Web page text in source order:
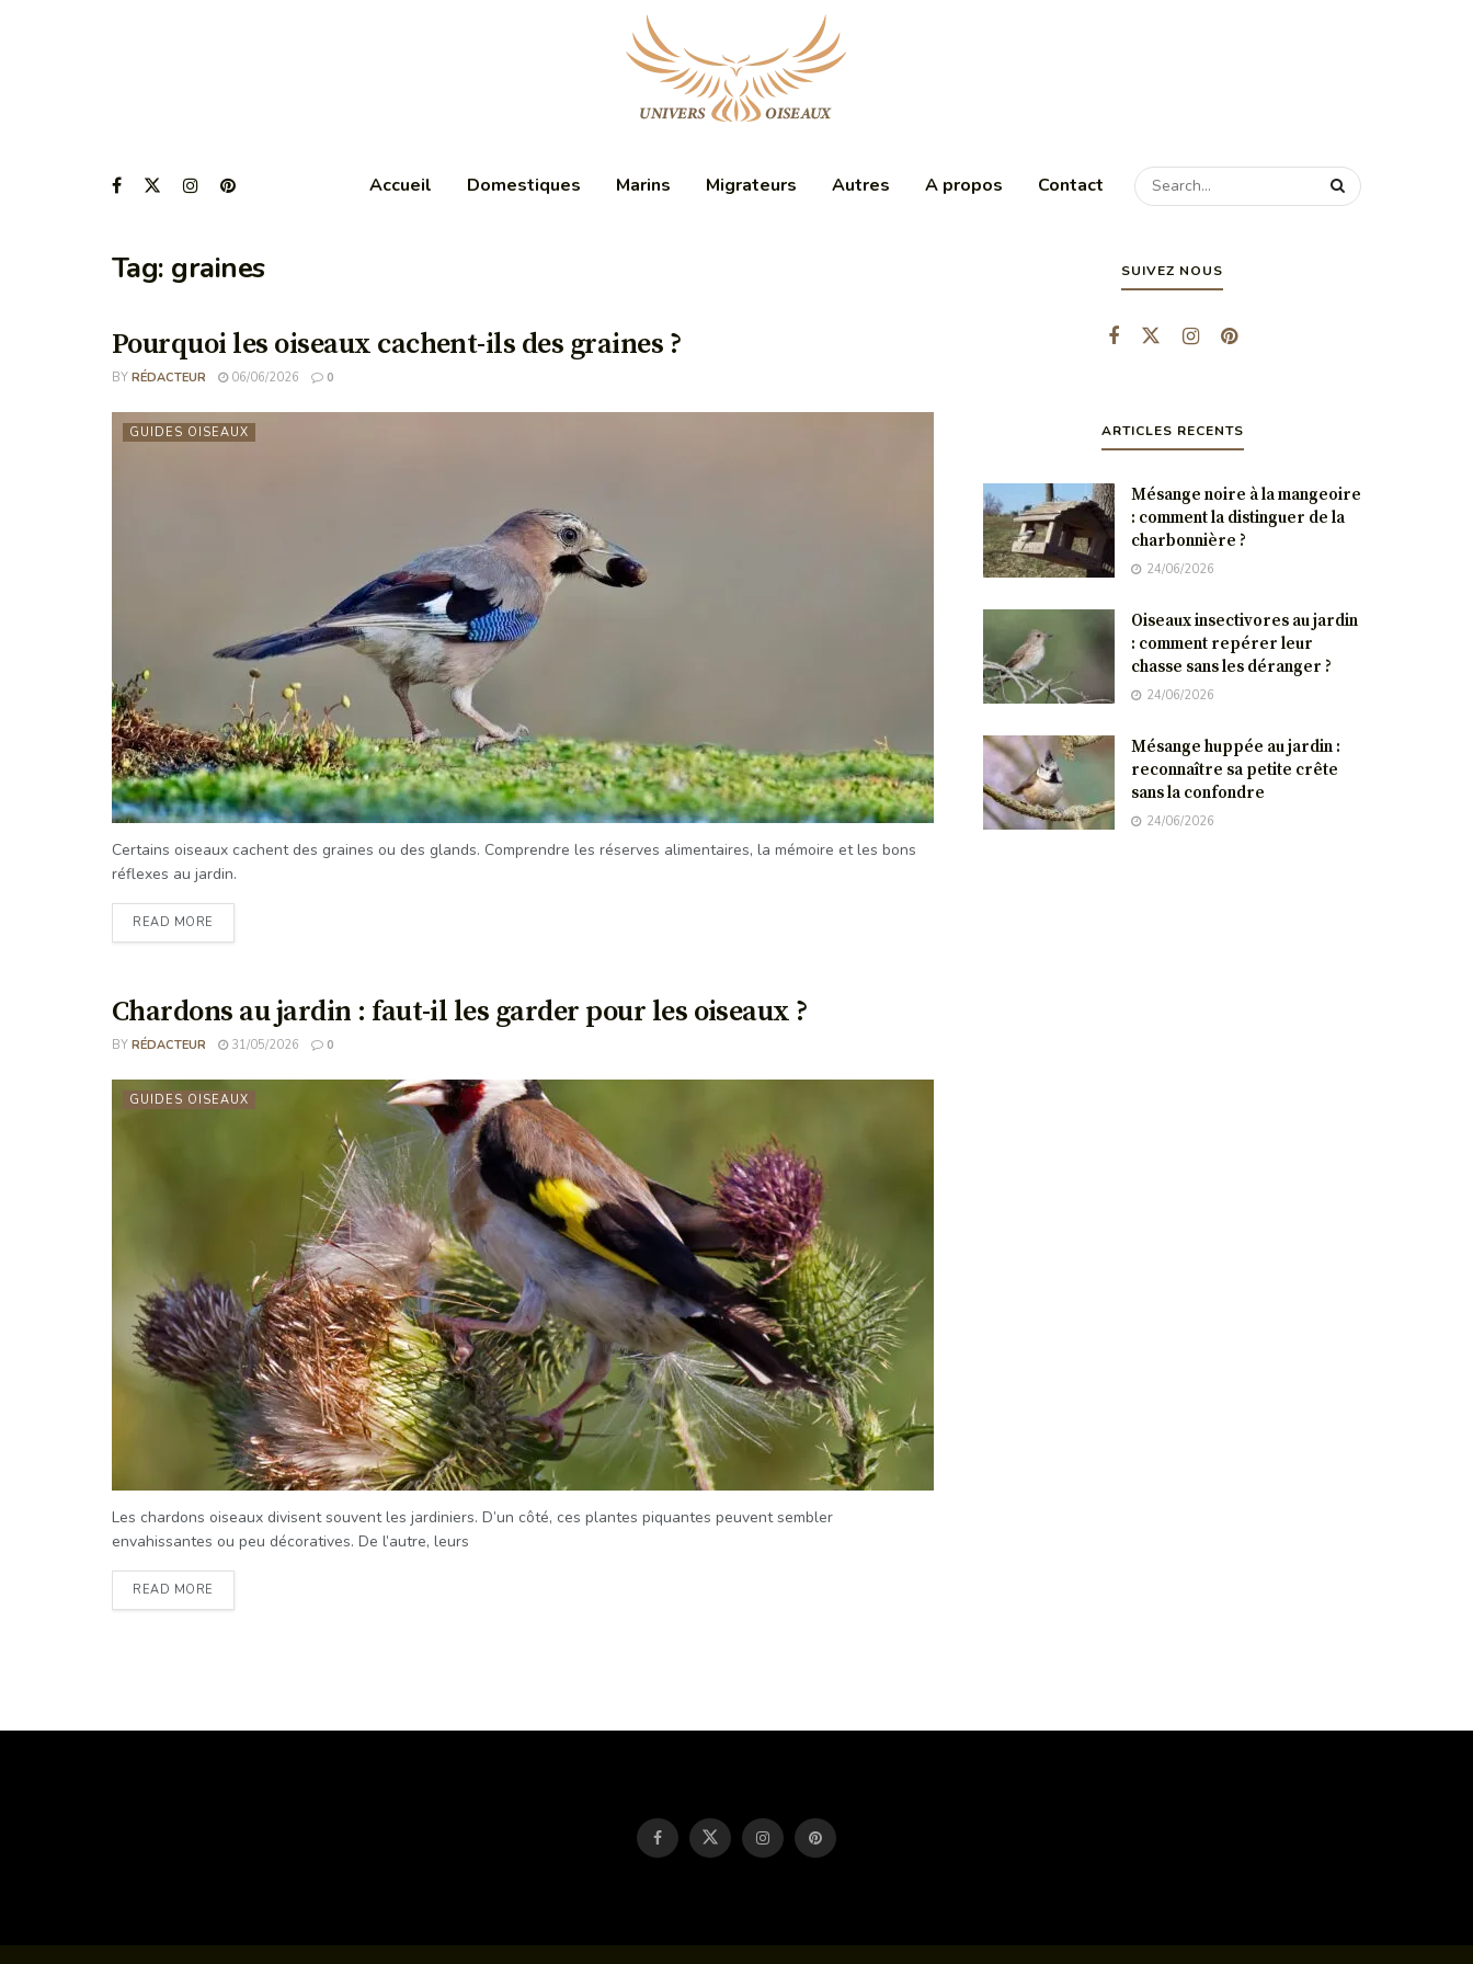
Accueil Domestiques Marins Migrateurs Autres A propos Contact
Tag: graines
Pourquoi les oiseaux cachent-ils des graines ?
BY RÉDACTEUR 06/06/2026 0
GUIDES OISEAUX
Certains oiseaux cachent des graines ou des glands. Comprendre les réserves alimentaires, la mémoire et les bons
réflexes au jardin.
READ MORE
Chardons au jardin : faut-il les garder pour les oiseaux ?
BY RÉDACTEUR 31/05/2026 0
GUIDES OISEAUX
Les chardons oiseaux divisent souvent les jardiniers. D’un côté, ces plantes piquantes peuvent sembler
envahissantes ou peu décoratives. De l’autre, leurs
READ MORE
SUIVEZ NOUS
ARTICLES RECENTS
Mésange noire à la mangeoire
: comment la distinguer de la
charbonnière ?
24/06/2026
Oiseaux insectivores au jardin
: comment repérer leur
chasse sans les déranger ?
24/06/2026
Mésange huppée au jardin :
reconnaître sa petite crête
sans la confondre
24/06/2026